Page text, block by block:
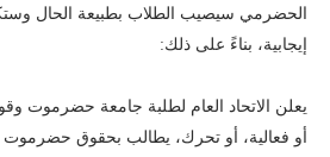
سيصيب الطلاب بطبيعة الحال وستكون
بناءً على ذلك:
الاتحاد العام لطلبة جامعة حضرموت
فعالية، أو تحرك، يطالب بحقوق حضرموت